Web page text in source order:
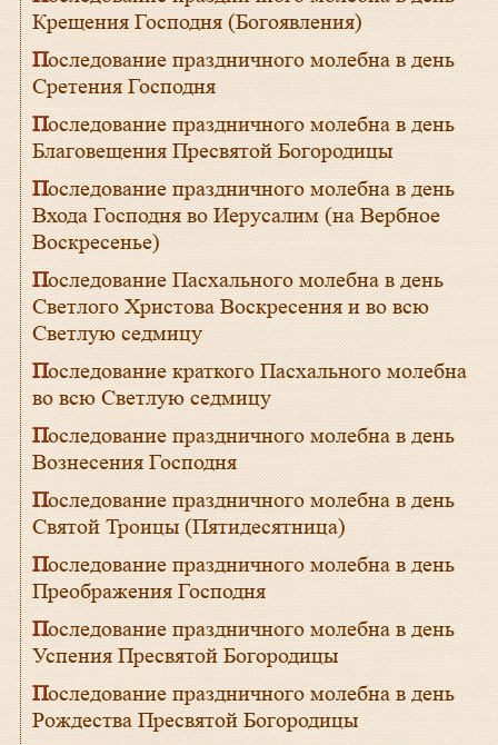
Крещения Господня (Богоявления)
Последование праздничного молебна в день
Сретения Господня
Последование праздничного молебна в день
Благовещения Пресвятой Богородицы
Последование праздничного молебна в день
Входа Господня во Иерусалим (на Вербное
Воскресенье)
Последование Пасхального молебна в день
Светлого Христова Воскресения и во всю
Светлую седмицу
Последование краткого Пасхального молебна
во всю Светлую седмицу
Последование праздничного молебна в день
Вознесения Господня
Последование праздничного молебна в день
Святой Троицы (Пятидесятница)
Последование праздничного молебна в день
Преображения Господня
Последование праздничного молебна в день
Успения Пресвятой Богородицы
Последование праздничного молебна в день
Рождества Пресвятой Богородицы